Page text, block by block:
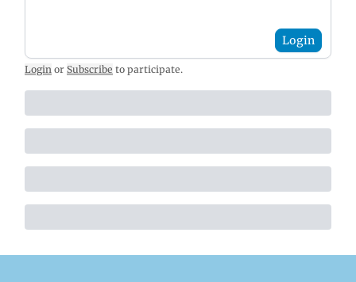
Login
Login or Subscribe to participate.